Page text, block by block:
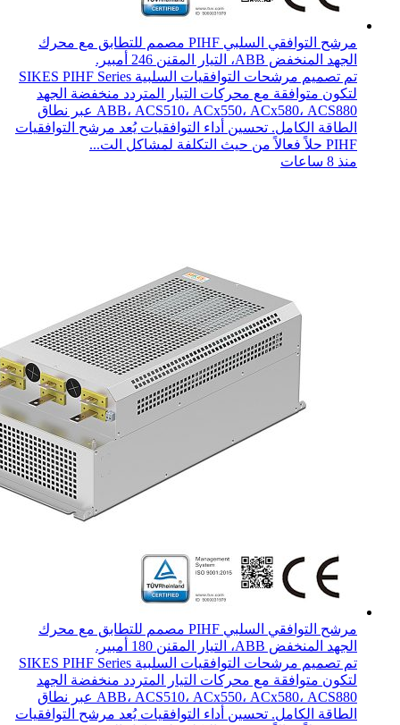
مرشح التوافقي السلبي PIHF مصمم للتطابق مع محرك
الجهد المنخفض ABB، التيار المقنن 246 أمبير.
تم تصميم مرشحات التوافقيات السلبية SIKES PIHF Series
لتكون متوافقة مع محركات التيار المتردد منخفضة الجهد
ABB، ACS510، ACx550، ACx580، ACS880 عبر نطاق
الطاقة الكامل. تحسين أداء التوافقيات يُعد مرشح التوافقيات
PIHF حلاً فعالاً من حيث التكلفة لمشاكل الت...
منذ 8 ساعات
مرشح التوافقي السلبي PIHF مصمم للتطابق مع محرك
الجهد المنخفض ABB، التيار المقنن 180 أمبير.
تم تصميم مرشحات التوافقيات السلبية SIKES PIHF Series
لتكون متوافقة مع محركات التيار المتردد منخفضة الجهد
ABB، ACS510، ACx550، ACx580، ACS880 عبر نطاق
الطاقة الكامل. تحسين أداء التوافقيات يُعد مرشح التوافقيات